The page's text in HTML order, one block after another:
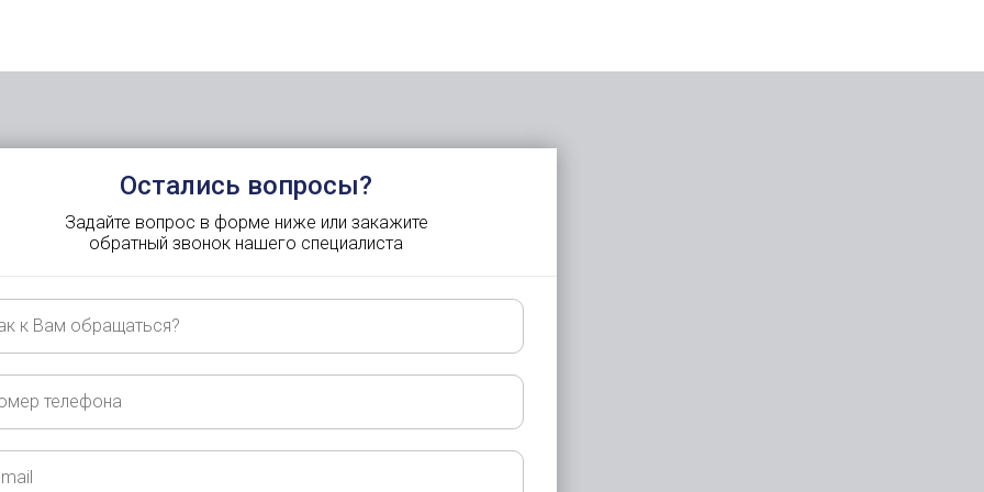
Остались вопросы?
Задайте вопрос в форме ниже или закажите
обратный звонок нашего специалиста